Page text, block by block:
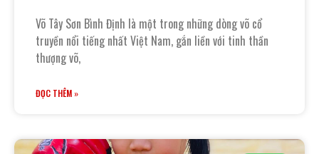
Võ Tây Sơn Bình Định là một trong những dòng võ cổ
truyền nổi tiếng nhất Việt Nam, gắn liền với tinh thần
thượng võ,
ĐỌC THÊM »